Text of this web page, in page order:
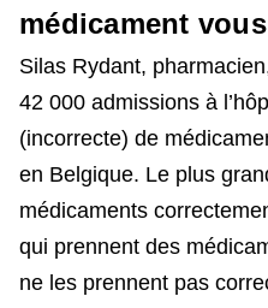
médicament
Silas Rydant,
42 000 admissions à
(incorrecte) de
en Belgique. Le plus
médicaments
qui prennent des
ne les prennent pas